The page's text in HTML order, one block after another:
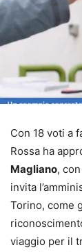
Con 18 voti a
Rossa ha
Magliano,
invita
Torino, come
viaggio per il